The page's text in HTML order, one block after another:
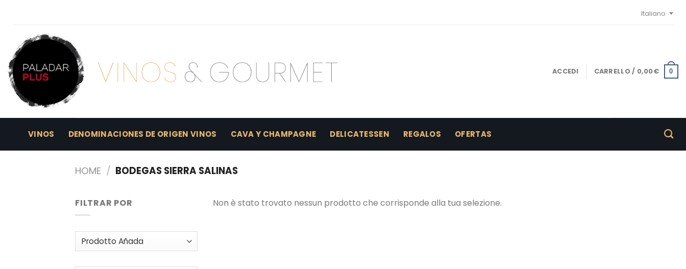
Italiano
ACCEDI CARRELLO / 0,00€ 0
VINOS DENOMINACIONES DE ORIGEN VINOS CAVA Y CHAMPAGNE DELICATESSEN REGALOS OFERTAS
HOME / BODEGAS SIERRA SALINAS
FILTRAR POR Non è stato trovato nessun prodotto che corrisponde alla tua selezione.